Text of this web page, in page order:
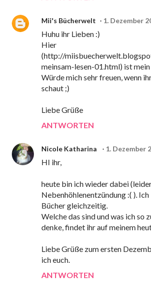
Mii's Bücherwelt 1. Dezember
Huhu ihr Lieben :)
Hier
(http://
meinsam-lesen-01.html) ist
Würde mich sehr freuen, wenn
schaut ;)
Liebe Grüße
ANTWORTEN
Nicole Katharina 1. Dezember
HI ihr,
heute bin ich wieder dabei
Nebenhöhlenentzündung :( ). Ich
Bücher gleichzeitig.
Welche das sind und was ich so
denke, findet ihr auf meinem
Liebe Grüße zum ersten
ich euch.
ANTWORTEN